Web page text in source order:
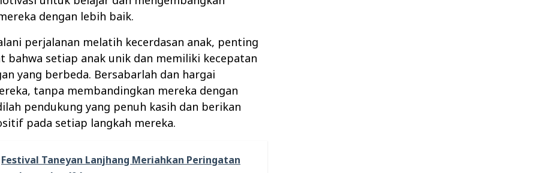
dengan lebih baik.
perjalanan melatih kecerdasan anak, penting
bahwa setiap anak unik dan memiliki kecepatan
yang berbeda. Bersabarlah dan hargai
tanpa membandingkan mereka dengan
pendukung yang penuh kasih dan berikan
pada setiap langkah mereka.
Festival Taneyan Lanjhang Meriahkan Peringatan